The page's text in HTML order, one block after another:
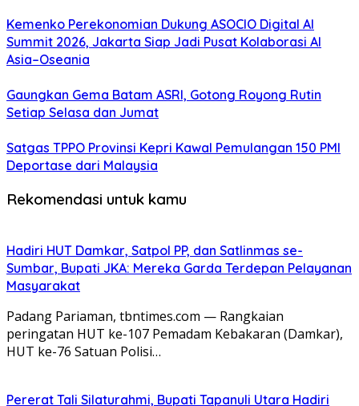
Kemenko Perekonomian Dukung ASOCIO Digital AI
Summit 2026, Jakarta Siap Jadi Pusat Kolaborasi AI
Asia–Oseania
Gaungkan Gema Batam ASRI, Gotong Royong Rutin
Setiap Selasa dan Jumat
Satgas TPPO Provinsi Kepri Kawal Pemulangan 150 PMI
Deportase dari Malaysia
Rekomendasi untuk kamu
Hadiri HUT Damkar, Satpol PP, dan Satlinmas se-
Sumbar, Bupati JKA: Mereka Garda Terdepan Pelayanan
Masyarakat
Padang Pariaman, tbntimes.com — Rangkaian
peringatan HUT ke-107 Pemadam Kebakaran (Damkar),
HUT ke-76 Satuan Polisi…
Pererat Tali Silaturahmi, Bupati Tapanuli Utara Hadiri